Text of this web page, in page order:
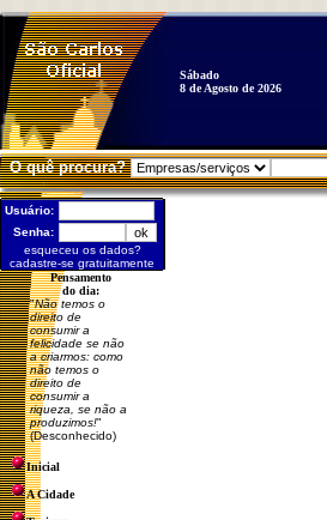
Sábado
8 de Agosto de 2026
O quê procura?
Usuário:
Senha:
esqueceu os dados?
cadastre-se gratuitamente
Pensamento
do dia:
"Não temos o
direito de
consumir a
felicidade se não
a criarmos: como
não temos o
direito de
consumir a
riqueza, se não a
produzimos!"
(Desconhecido)
Inicial
A Cidade